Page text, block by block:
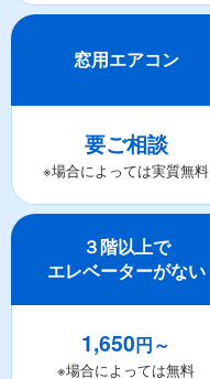
窓用エアコン
要ご相談
※場合によっては実質無料
３階以上で
エレベーターがない
1,650円～
※場合によっては無料